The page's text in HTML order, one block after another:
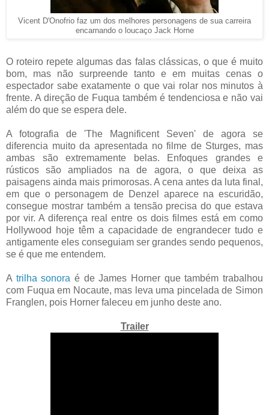
Vicent D'Onofrio faz um dos melhores personagens de sua carreira
encarnando o loucaço Jack Horne
O roteiro repete algumas das falas clássicas, o que é muito
bom, mas não surpreende tanto e em muitas cenas o
espectador sabe exatamente o que vai rolar nos minutos à
frente. A direção de Fuqua também é tendenciosa e não vai
além do que se espera dele.
A fotografia de 'The Magnificent Seven' de agora se
diferencia muito da apresentada no filme de Sturges, mas
ambas são extremamente belas. Enfoques grandes e
rústicos são ampliados na de agora, o que deixa as
paisagens ainda mais primorosas. A cena antes da luta final,
em que o personagem de Denzel aparece na escuridão,
consegue mostrar também a tensão precisa do que estava
por vir. A diferença real entre os dois filmes está em como
Hollywood hoje têm a capacidade de engrandecer tudo e
antigamente eles conseguiam ser grandes sendo pequenos,
se é que me entendem.
A trilha sonora é de James Horner que também trabalhou
com Fuqua em Nocaute, mas leva uma pincelada de Simon
Franglen, pois Horner faleceu em junho deste ano.
Trailer